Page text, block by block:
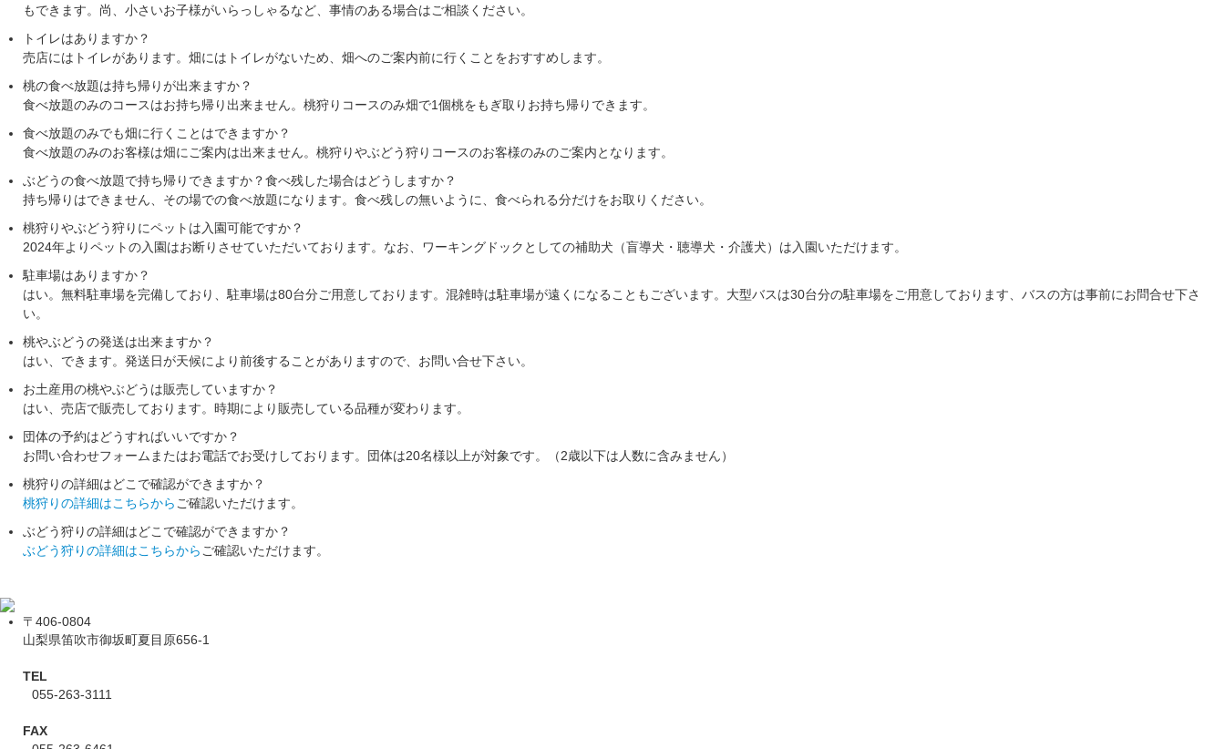
もできます。尚、小さいお子様がいらっしゃるなど、事情のある場合はご相談ください。
トイレはありますか？
売店にはトイレがあります。畑にはトイレがないため、畑へのご案内前に行くことをおすすめします。
桃の食べ放題は持ち帰りが出来ますか？
食べ放題のみのコースはお持ち帰り出来ません。桃狩りコースのみ畑で1個桃をもぎ取りお持ち帰りできます。
食べ放題のみでも畑に行くことはできますか？
食べ放題のみのお客様は畑にご案内は出来ません。桃狩りやぶどう狩りコースのお客様のみのご案内となります。
ぶどうの食べ放題で持ち帰りできますか？食べ残した場合はどうしますか？
持ち帰りはできません、その場での食べ放題になります。食べ残しの無いように、食べられる分だけをお取りください。
桃狩りやぶどう狩りにペットは入園可能ですか？
2024年よりペットの入園はお断りさせていただいております。なお、ワーキングドックとしての補助犬（盲導犬・聴導犬・介護犬）は入園いただけます。
駐車場はありますか？
はい。無料駐車場を完備しており、駐車場は80台分ご用意しております。混雑時は駐車場が遠くになることもございます。大型バスは30台分の駐車場をご用意しております、バスの方は事前にお問合せ下さ
い。
桃やぶどうの発送は出来ますか？
はい、できます。発送日が天候により前後することがありますので、お問い合せ下さい。
お土産用の桃やぶどうは販売していますか？
はい、売店で販売しております。時期により販売している品種が変わります。
団体の予約はどうすればいいですか？
お問い合わせフォームまたはお電話でお受けしております。団体は20名様以上が対象です。（2歳以下は人数に含みません）
桃狩りの詳細はどこで確認ができますか？
桃狩りの詳細はこちらからご確認いただけます。
ぶどう狩りの詳細はどこで確認ができますか？
ぶどう狩りの詳細はこちらからご確認いただけます。
〒406-0804
山梨県笛吹市御坂町夏目原656-1
TEL
055-263-3111
FAX